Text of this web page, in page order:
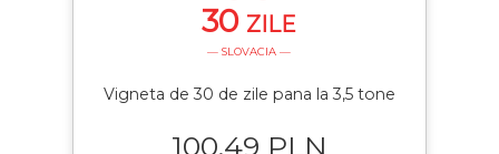
30 ZILE
— SLOVACIA —
Vigneta de 30 de zile pana la 3,5 tone
100.49 PLN